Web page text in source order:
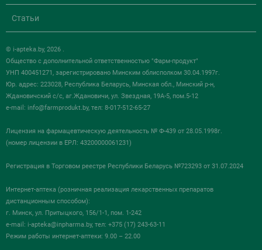
Статьи
© i-apteka.by, 2026 .
Общество с дополнительной ответственностью "Фарм-продукт"
УНП 400451271, зарегистрировано Минским облисполком 30.04.1997г.
Юр. адрес: 223028, Республика Беларусь, Минская обл., Минский р-н,
Ждановичский с/с, аг.Ждановичи, ул. Звездная, 19А-5, пом.5-12
e-mail: info@farmprodukt.by, тел: 8-017-512-65-27
Лицензия на фармацевтическую деятельность № Ф-439 от 28.05.1998г.
(номер лицензии в ЕРЛ: 43200000061231)
Регистрация в Торговом реестре Республики Беларусь №723293 от 31.07.2024
Интернет-аптека (розничная реализация лекарственных препаратов
дистанционным способом):
г. Минск, ул. Притыцкого, 156/1-1, пом. 1-242
e-mail: i-apteka@inpharma.by, тел: +375 (17) 243-63-11
Режим работы интернет-аптеки: 9.00 – 22.00